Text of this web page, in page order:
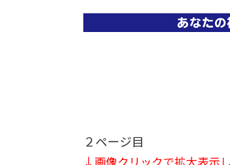
２ページ目
↓画像クリックで拡大表示し